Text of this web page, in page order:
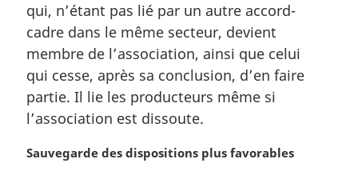
e
:
g
i
n
a
e
:
qui, n’étant pas lié par un autre accord-
cadre dans le même secteur, devient
membre de l’association, ainsi que celui
qui cesse, après sa conclusion, d’en faire
partie. Il lie les producteurs même si
l’association est dissoute.
N
Sauvegarde des dispositions plus favorables